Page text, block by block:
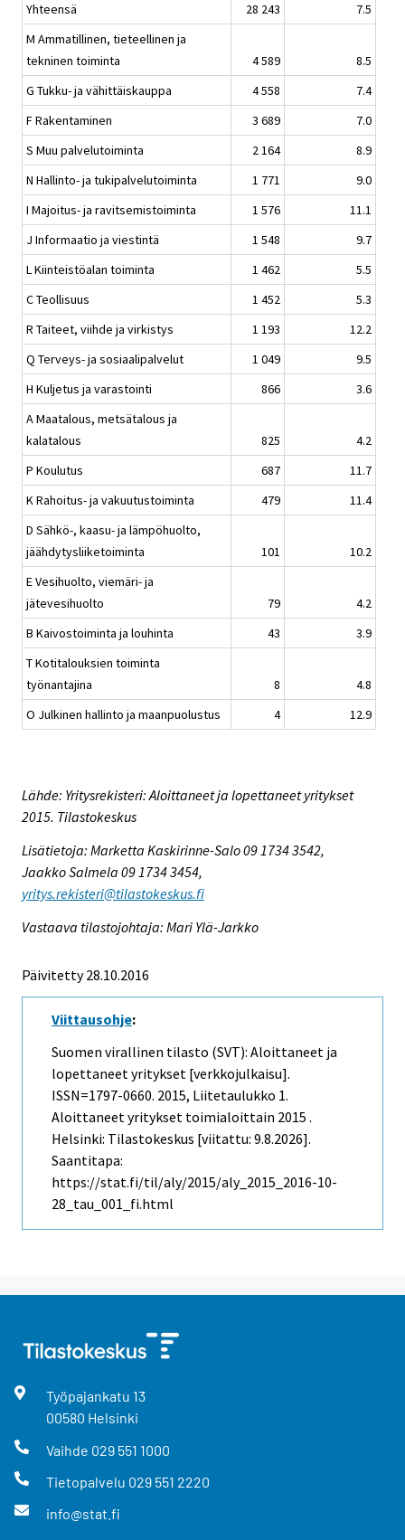
Yhteensä
28 243
7.5
M Ammatillinen, tieteellinen ja
tekninen toiminta
4 589
8.5
G Tukku- ja vähittäiskauppa
4 558
7.4
F Rakentaminen
3 689
7.0
S Muu palvelutoiminta
2 164
8.9
N Hallinto- ja tukipalvelutoiminta
1 771
9.0
I Majoitus- ja ravitsemistoiminta
1 576
11.1
J Informaatio ja viestintä
1 548
9.7
L Kiinteistöalan toiminta
1 462
5.5
C Teollisuus
1 452
5.3
R Taiteet, viihde ja virkistys
1 193
12.2
Q Terveys- ja sosiaalipalvelut
1 049
9.5
H Kuljetus ja varastointi
866
3.6
A Maatalous, metsätalous ja
kalatalous
825
4.2
P Koulutus
687
11.7
K Rahoitus- ja vakuutustoiminta
479
11.4
D Sähkö-, kaasu- ja lämpöhuolto,
jäähdytysliiketoiminta
101
10.2
E Vesihuolto, viemäri- ja
jätevesihuolto
79
4.2
B Kaivostoiminta ja louhinta
43
3.9
T Kotitalouksien toiminta
työnantajina
8
4.8
O Julkinen hallinto ja maanpuolustus
4 12.9
Lähde: Yritysrekisteri: Aloittaneet ja lopettaneet yritykset
2015. Tilastokeskus
Lisätietoja: Marketta Kaskirinne-Salo 09 1734 3542,
Jaakko Salmela 09 1734 3454,
yritys.rekisteri@tilastokeskus.fi
Vastaava tilastojohtaja: Mari Ylä-Jarkko
Päivitetty 28.10.2016
Viittausohje:
Suomen virallinen tilasto (SVT): Aloittaneet ja
lopettaneet yritykset [verkkojulkaisu].
ISSN=1797-0660. 2015, Liitetaulukko 1.
Aloittaneet yritykset toimialoittain 2015 .
Helsinki: Tilastokeskus [viitattu: 9.8.2026].
Saantitapa:
https://stat.fi/til/aly/2015/aly_2015_2016-10-
28_tau_001_fi.html
Työpajankatu 13
00580 Helsinki
Vaihde 029 551 1000
Tietopalvelu 029 551 2220
info@stat.fi